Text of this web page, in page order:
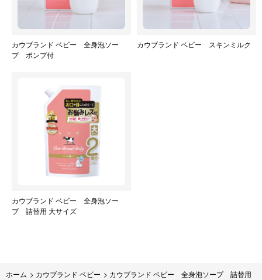
カウブランド ベビー 全身泡ソー
プ ポンプ付
カウブランド ベビー スキンミルク
カウブランド ベビー 全身泡ソー
プ 詰替用 大サイズ
ホーム > カウブランド ベビー > カウブランド ベビー 全身泡ソープ 詰替用